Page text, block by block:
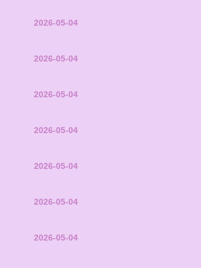
2026-05-04
2026-05-04
2026-05-04
2026-05-04
2026-05-04
2026-05-04
2026-05-04